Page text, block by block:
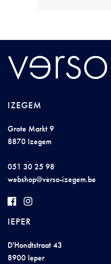
IZEGEM
Grote Markt 9
8870 Izegem
051 30 25 98
webshop@verso-izegem.be
IEPER
D'Hondtstraat 43
8900 Ieper